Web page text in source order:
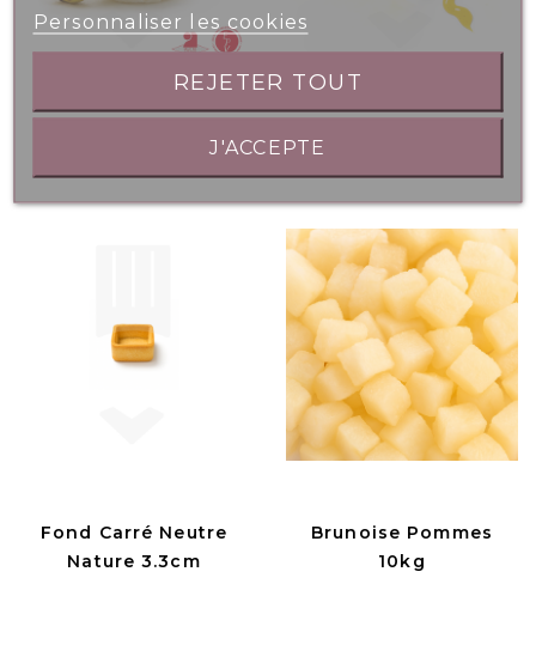
Bac 2.5L - Sorbet
Fond Carré Neutre
Nature 3.3cm
Brunoise Pommes
10kg
Personnaliser les cookies
REJETER TOUT
J'ACCEPTE